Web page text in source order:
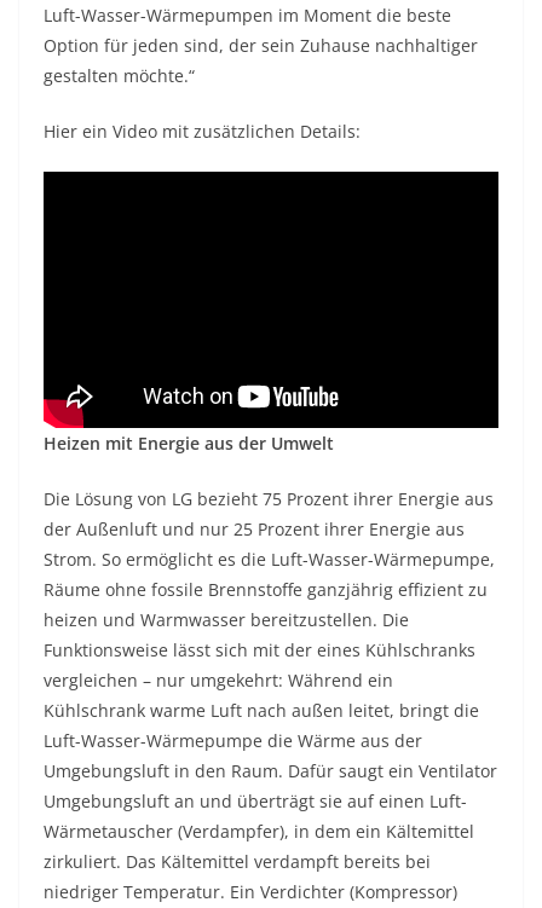
Luft-Wasser-Wärmepumpen im Moment die beste
Option für jeden sind, der sein Zuhause nachhaltiger
gestalten möchte.“
Hier ein Video mit zusätzlichen Details:
Heizen mit Energie aus der Umwelt
Die Lösung von LG bezieht 75 Prozent ihrer Energie aus
der Außenluft und nur 25 Prozent ihrer Energie aus
Strom. So ermöglicht es die Luft-Wasser-Wärmepumpe,
Räume ohne fossile Brennstoffe ganzjährig effizient zu
heizen und Warmwasser bereitzustellen. Die
Funktionsweise lässt sich mit der eines Kühlschranks
vergleichen – nur umgekehrt: Während ein
Kühlschrank warme Luft nach außen leitet, bringt die
Luft-Wasser-Wärmepumpe die Wärme aus der
Umgebungsluft in den Raum. Dafür saugt ein Ventilator
Umgebungsluft an und überträgt sie auf einen Luft-
Wärmetauscher (Verdampfer), in dem ein Kältemittel
zirkuliert. Das Kältemittel verdampft bereits bei
niedriger Temperatur. Ein Verdichter (Kompressor)